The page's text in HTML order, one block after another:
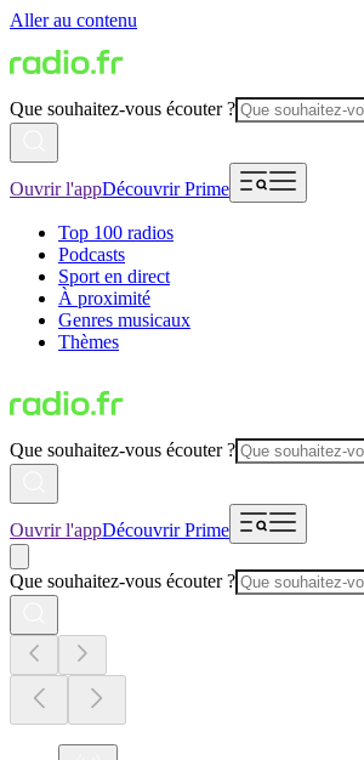
Aller au contenu
Que souhaitez-vous écouter ?
Ouvrir l'appDécouvrir Prime
Top 100 radios
Podcasts
Sport en direct
À proximité
Genres musicaux
Thèmes
Que souhaitez-vous écouter ?
Ouvrir l'appDécouvrir Prime
Que souhaitez-vous écouter ?